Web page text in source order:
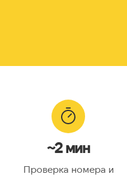
~2 мин
Проверка номера и